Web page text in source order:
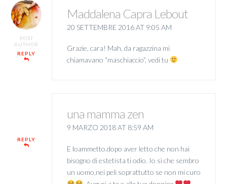
POST
AUTHOR
REPLY
Maddalena Capra Lebout
20 SETTEMBRE 2016 AT 9:05 AM
Grazie, cara! Mah, da ragazzina mi
chiamavano “maschiaccio”, vedi tu
REPLY
una mamma zen
9 MARZO 2018 AT 8:59 AM
E loammetto.dopo aver letto che non hai
bisogno di estetista ti odio. Io sì che sembro
un uomo,nei peli soprattutto se non mi curo